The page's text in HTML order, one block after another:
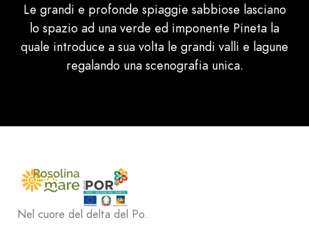
Le grandi e profonde spiaggie sabbiose lasciano
lo spazio ad una verde ed imponente Pineta la
quale introduce a sua volta le grandi valli e lagune
regalando una scenografia unica.
Nel cuore del delta del Po.